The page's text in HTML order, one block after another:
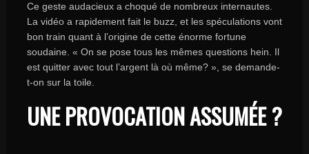
Ce geste audacieux a choqué de nombreux internautes.
La vidéo a rapidement fait le buzz, et les spéculations vont
bon train quant à l’origine de cette énorme fortune
soudaine. « On se pose tous les mêmes questions hein. Il
est quitter avec tout l’argent là où même? », se demande-
t-on sur la toile.
UNE PROVOCATION ASSUMÉE ?